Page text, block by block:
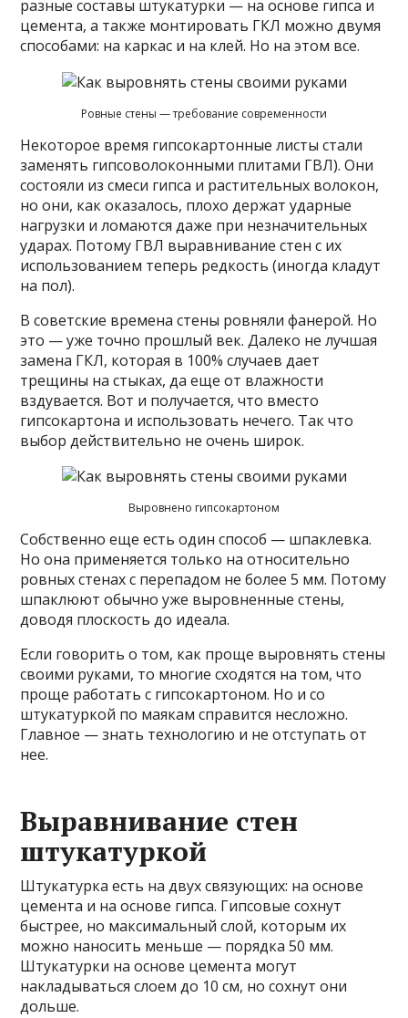
разные составы штукатурки — на основе гипса и
цемента, а также монтировать ГКЛ можно двумя
способами: на каркас и на клей. Но на этом все.
Ровные стены — требование современности
Некоторое время гипсокартонные листы стали
заменять гипсоволоконными плитами ГВЛ). Они
состояли из смеси гипса и растительных волокон,
но они, как оказалось, плохо держат ударные
нагрузки и ломаются даже при незначительных
ударах. Потому ГВЛ выравнивание стен с их
использованием теперь редкость (иногда кладут
на пол).
В советские времена стены ровняли фанерой. Но
это — уже точно прошлый век. Далеко не лучшая
замена ГКЛ, которая в 100% случаев дает
трещины на стыках, да еще от влажности
вздувается. Вот и получается, что вместо
гипсокартона и использовать нечего. Так что
выбор действительно не очень широк.
Выровнено гипсокартоном
Собственно еще есть один способ — шпаклевка.
Но она применяется только на относительно
ровных стенах с перепадом не более 5 мм. Потому
шпаклюют обычно уже выровненные стены,
доводя плоскость до идеала.
Если говорить о том, как проще выровнять стены
своими руками, то многие сходятся на том, что
проще работать с гипсокартоном. Но и со
штукатуркой по маякам справится несложно.
Главное — знать технологию и не отступать от
нее.
Выравнивание стен
штукатуркой
Штукатурка есть на двух связующих: на основе
цемента и на основе гипса. Гипсовые сохнут
быстрее, но максимальный слой, которым их
можно наносить меньше — порядка 50 мм.
Штукатурки на основе цемента могут
накладываться слоем до 10 см, но сохнут они
дольше.